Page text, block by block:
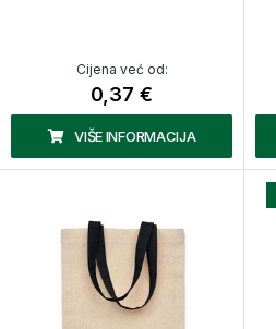
Cijena već od:
0,37 €
VIŠE INFORMACIJA